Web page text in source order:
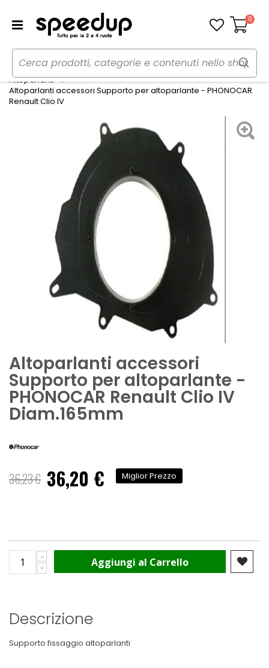
Carrello
0
Home Auto
Audio elettronica mobile
Altoparlanti
Altoparlanti accessori Supporto per altoparlante - PHONOCAR
Renault Clio IV
Altoparlanti accessori
Supporto per altoparlante -
PHONOCAR Renault Clio IV
Diam.165mm
36,23 € Prezzo
speciale
36,20 € Miglior Prezzo
Aggiungi al Carrello
Descrizione
Supporto fissaggio altoparlanti